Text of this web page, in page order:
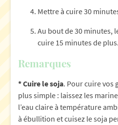
Mettre à cuire 30
Au bout de 30 minutes,
cuire 15 minutes de plus.
Remarques
* Cuire le soja. Pour cuire vos
plus simple : laissez les
l’eau claire à température
à ébullition et cuisez le soja